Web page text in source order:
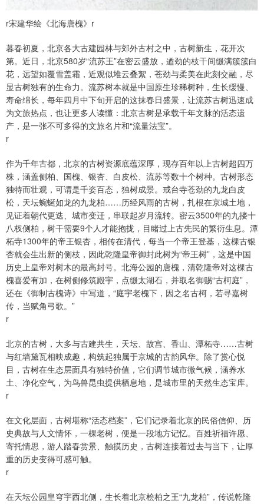
r宋建华绘《北海唐槐》r
暮春初夏，北京各大古建园林与郊外古村之中，古树新生，花开次
第。近日，北京580岁“流苏王”在密云盛放，遒劲的枝干间缀满簇簇白
花，远望如覆雪盖霜，近观似堆云叠絮，苍劲与柔美在此刻交融，尽
显古树独有的生命力。流苏树本就是中国原生珍稀树种，生长缓慢、
寿命绵长，每年四月中下旬开启的这抹春日盛景，让流苏古树迅速成
为文旅热点，也让更多人读懂：北京古树是承载千年文脉的活态遗
产，是一张不可多得的文旅名片和“流量法宝”。
r
作为千年古都，北京的古树资源底蕴深厚，现存百年以上古树超四万
株，涵盖侧柏、国槐、银杏、白皮松、流苏等数十个树种。古树形态
独特而壮观，可谓是千姿百态，独树成景。戒台寺苍劲的九龙白皮
松，天坛蜿蜒如龙的九龙柏……历经风雨的古树，扎根在京城土地，
见证着朝代更迭、城市变迁，串联起岁月流转。密云3500年的九搂十
八杈侧柏，树干需要9个人才能抱拢，目睹过上古先民的繁衍生息。潭
柘寺1300年的帝王银杏，相传在清代，每当一个帝王登基，这棵古银
杏就会生出新的侧枝，因此乾隆皇帝御封此树为“帝王树”，这是中国
历史上皇帝对树木的最高封号。北海公园的唐槐，清乾隆帝对这棵古
槐喜爱有加，在树侧修筑殿宇，点缀太湖石，并取名御赐“古柯庭”，
还在《御制古槐诗》中写道，“庭宇老槐下，因之名古柯，若寻嘉树
传，当赋角弓歌。”
r
北京的古树，大多与古建共生，天坛、故宫、香山、潭柘寺……古树
与红墙黛瓦相映成趣，构筑起独属于京城的古韵风华。除了赏心悦
目，古树在生态层面具有独特价值，它们调节城市微气候，涵养水
土、净化空气，为鸟兽昆虫提供栖息地，是城市里的天然生态宝库。
r
在文化层面，古树堪称“活态档案”，它们记录着北京的民俗信仰、历
史典故与人文情怀，一棵老树，便是一段地方记忆。百姓祈福许愿、
寄托情思，游人踏春赏景、触摸历史，古树连接着过去与当下，让厚
重的历史变得可感可触。
r
在天坛公园皇穹宇西北侧，生长着北京桧柏之王“九龙柏”，传说乾隆